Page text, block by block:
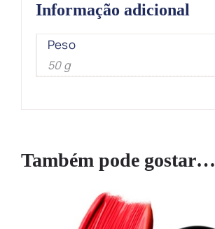
Informação adicional
Peso
50 g
Também pode gostar…